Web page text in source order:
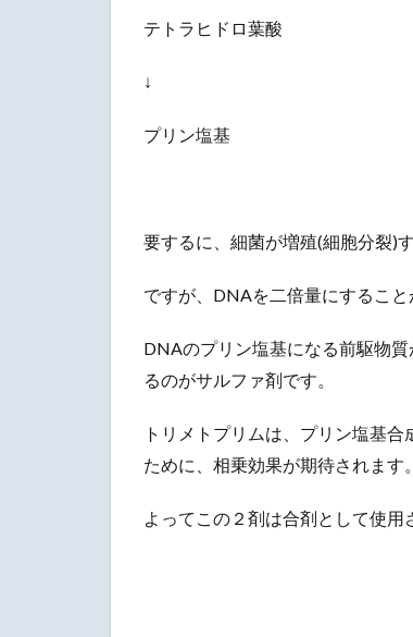
テトラヒドロ葉酸
↓
プリン塩基
要するに、細菌が増殖(細胞分裂)
ですが、DNAを二倍量にするこ
DNAのプリン塩基になる前駆物
るのがサルファ剤です。
トリメトプリムは、プリン塩基
ために、相乗効果が期待されます。
よってこの２剤は合剤として使用